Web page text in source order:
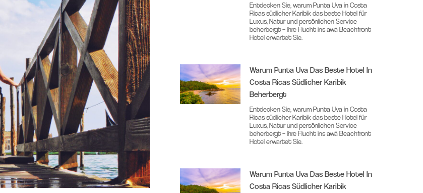
Entdecken Sie, warum Punta Uva in Costa
Ricas südlicher Karibik das beste Hotel für
Luxus, Natur und persönlichen Service
beherbergt – Ihre Flucht ins awā Beachfront
Hotel erwartet Sie.
Warum Punta Uva Das Beste Hotel In
Costa Ricas Südlicher Karibik
Beherbergt
Entdecken Sie, warum Punta Uva in Costa
Ricas südlicher Karibik das beste Hotel für
Luxus, Natur und persönlichen Service
beherbergt – Ihre Flucht ins awā Beachfront
Hotel erwartet Sie.
Warum Punta Uva Das Beste Hotel In
Costa Ricas Südlicher Karibik